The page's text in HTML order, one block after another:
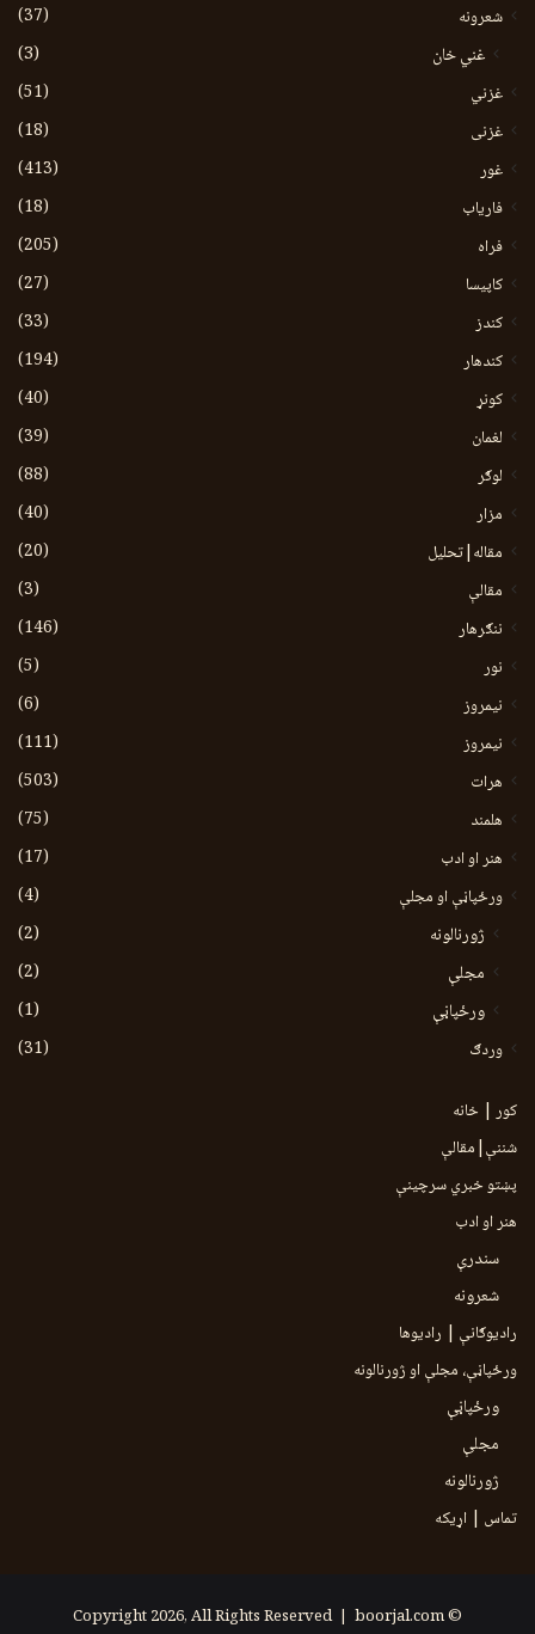
شعرونه
(37)
غني خان
(3)
غزني
(51)
غزنی
(18)
غور
(413)
فاریاب
(18)
فراه
(205)
کاپیسا
(27)
کندز
(33)
کندهار
(194)
کونړ
(40)
لغمان
(39)
لوګر
(88)
مزار
(40)
مقاله|تحلیل
(20)
مقالې
(3)
ننګرهار
(146)
نور
(5)
نيمروز
(6)
نیمروز
(111)
هرات
(503)
هلمند
(75)
هنر او ادب
(17)
ورځپاڼې او مجلې
(4)
ژورنالونه
(2)
مجلې
(2)
ورځپاڼې
(1)
وردګ
(31)
کور | خانه
شننې|مقالې
پښتو خبري سرچينې
هنر او ادب
سندرې
شعرونه
رادیوګانې | رادیوها
ورځپاڼې، مجلې او ژورنالونه
ورځپاڼې
مجلې
ژورنالونه
تماس | اړیکه
© Copyright 2026, All Rights Reserved |
boorjal.com